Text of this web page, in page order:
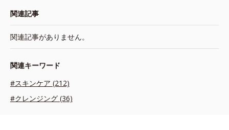
関連記事
関連記事がありません。
関連キーワード
#スキンケア (212)
#クレンジング (36)